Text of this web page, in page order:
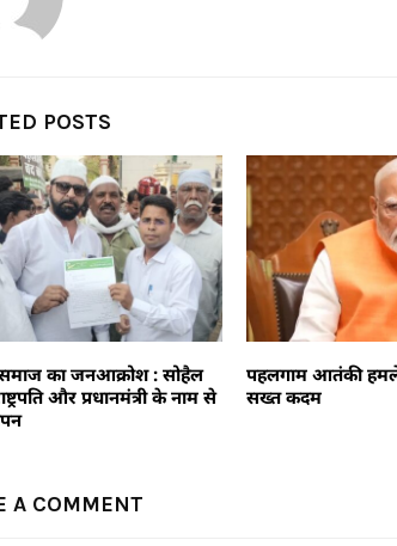
POSTS
का जनआक्रोश : सोहैल
और प्रधानमंत्री के नाम से
पहलगाम आतंकी
सख्त कदम
A COMMENT